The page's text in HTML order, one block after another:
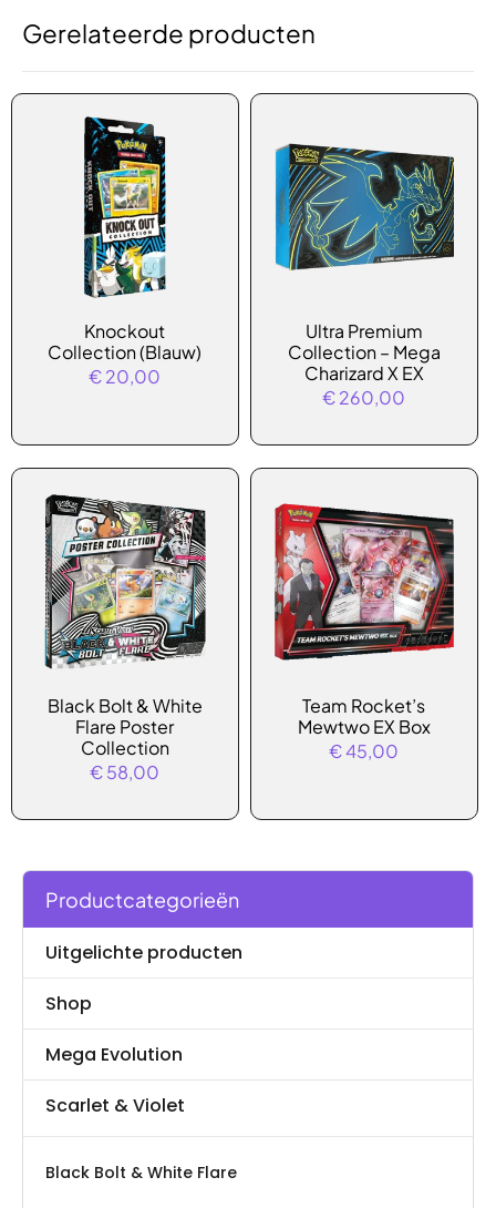
Gerelateerde producten
Knockout
Collection (Blauw)
€20,00
Ultra Premium
Collection – Mega
Charizard X EX
€260,00
Black Bolt & White
Flare Poster
Collection
€58,00
Team Rocket’s
Mewtwo EX Box
€45,00
Productcategorieën
Uitgelichte producten
Shop
Mega Evolution
Scarlet & Violet
Black Bolt & White Flare